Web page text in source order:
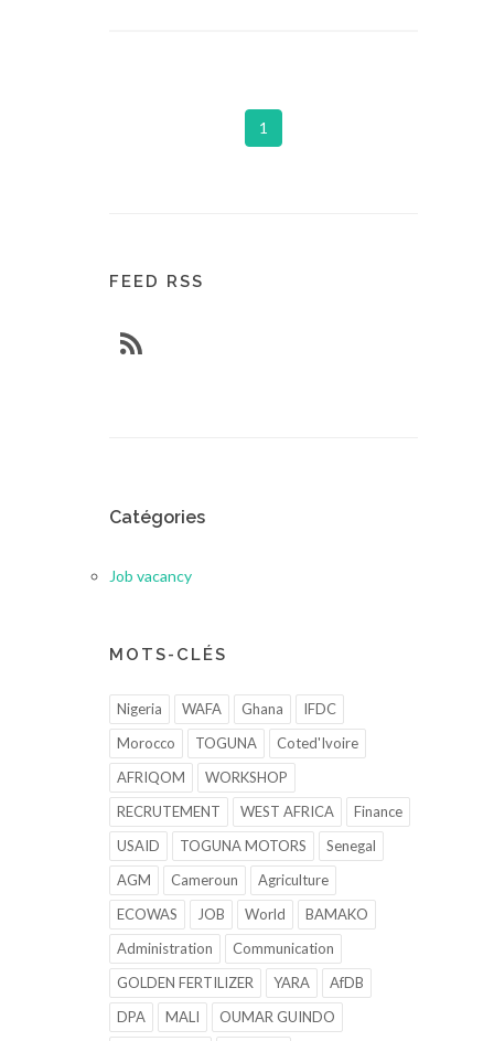
1
FEED RSS
Catégories
Job vacancy
MOTS-CLÉS
Nigeria WAFA Ghana
IFDC
Morocco
TOGUNA
Coted'Ivoire
AFRIQOM
WORKSHOP
RECRUTEMENT
WEST AFRICA
Finance
USAID
TOGUNA MOTORS
Senegal
AGM
Cameroun
Agriculture
ECOWAS
JOB World
BAMAKO
Administration
Communication
GOLDEN FERTILIZER
YARA
AfDB
DPA
MALI
OUMAR GUINDO